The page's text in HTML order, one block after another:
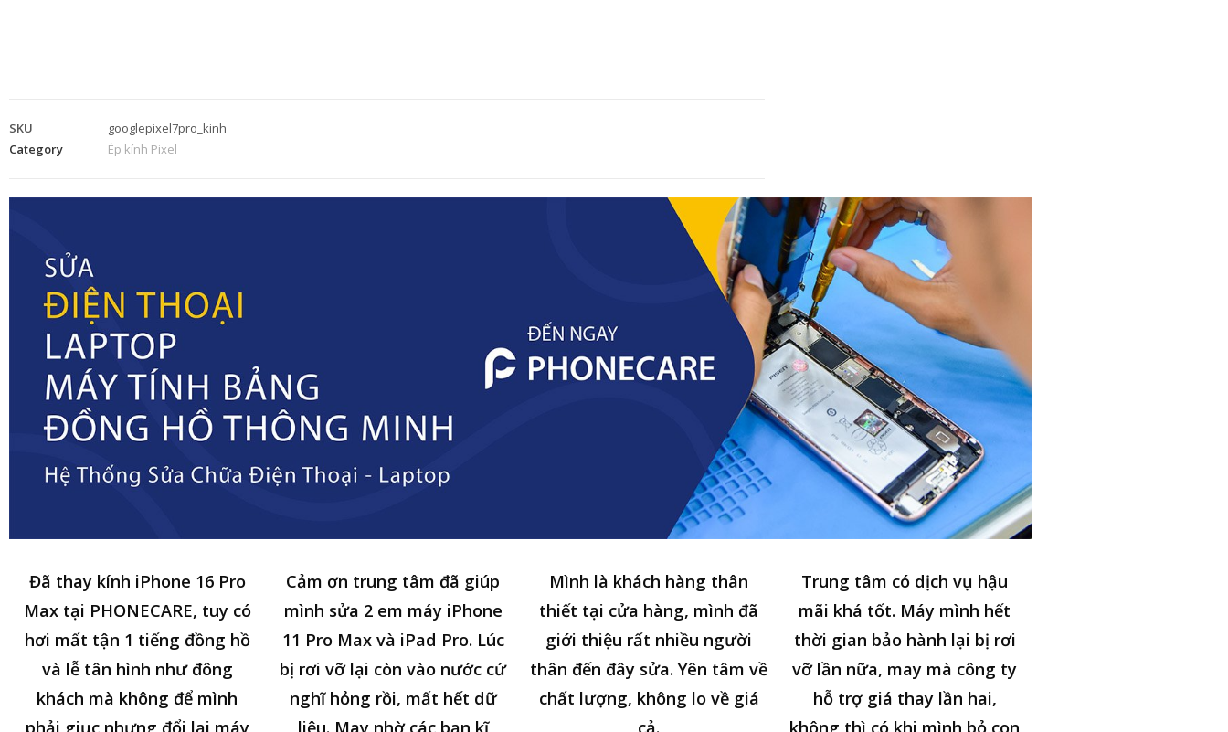
SKU
googlepixel7pro_kinh
Category
Ép kính Pixel
Đã thay kính iPhone 16 Pro
Max tại PHONECARE, tuy có
hơi mất tận 1 tiếng đồng hồ
và lễ tân hình như đông
khách mà không để mình
phải giục nhưng đổi lại máy
Cảm ơn trung tâm đã giúp
mình sửa 2 em máy iPhone
11 Pro Max và iPad Pro. Lúc
bị rơi vỡ lại còn vào nước cứ
nghĩ hỏng rồi, mất hết dữ
liệu. May nhờ các bạn kĩ
Mình là khách hàng thân
thiết tại cửa hàng, mình đã
giới thiệu rất nhiều người
thân đến đây sửa. Yên tâm về
chất lượng, không lo về giá
cả.
Trung tâm có dịch vụ hậu
mãi khá tốt. Máy mình hết
thời gian bảo hành lại bị rơi
vỡ lần nữa, may mà công ty
hỗ trợ giá thay lần hai,
không thì có khi mình bỏ con